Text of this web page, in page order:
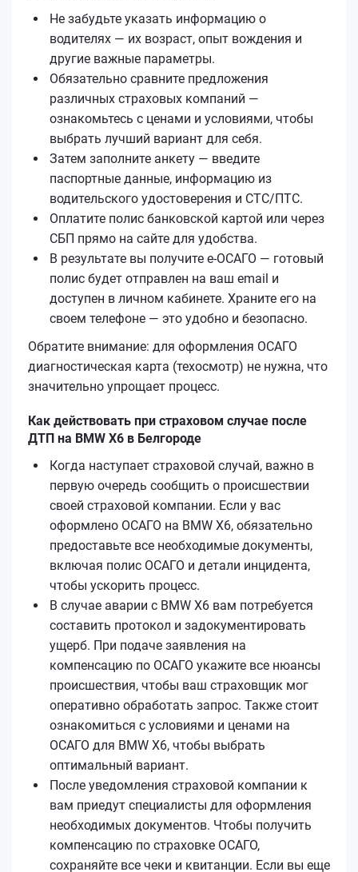
Не забудьте указать информацию о
водителях — их возраст, опыт вождения и
другие важные параметры.
Обязательно сравните предложения
различных страховых компаний —
ознакомьтесь с ценами и условиями, чтобы
выбрать лучший вариант для себя.
Затем заполните анкету — введите
паспортные данные, информацию из
водительского удостоверения и СТС/ПТС.
Оплатите полис банковской картой или через
СБП прямо на сайте для удобства.
В результате вы получите е‑ОСАГО — готовый
полис будет отправлен на ваш email и
доступен в личном кабинете. Храните его на
своем телефоне — это удобно и безопасно.
Обратите внимание: для оформления ОСАГО
диагностическая карта (техосмотр) не нужна, что
значительно упрощает процесс.
Как действовать при страховом случае после
ДТП на BMW X6 в Белгороде
Когда наступает страховой случай, важно в
первую очередь сообщить о происшествии
своей страховой компании. Если у вас
оформлено ОСАГО на BMW X6, обязательно
предоставьте все необходимые документы,
включая полис ОСАГО и детали инцидента,
чтобы ускорить процесс.
В случае аварии с BMW X6 вам потребуется
составить протокол и задокументировать
ущерб. При подаче заявления на
компенсацию по ОСАГО укажите все нюансы
происшествия, чтобы ваш страховщик мог
оперативно обработать запрос. Также стоит
ознакомиться с условиями и ценами на
ОСАГО для BMW X6, чтобы выбрать
оптимальный вариант.
После уведомления страховой компании к
вам приедут специалисты для оформления
необходимых документов. Чтобы получить
компенсацию по страховке ОСАГО,
сохраняйте все чеки и квитанции. Если вы еще